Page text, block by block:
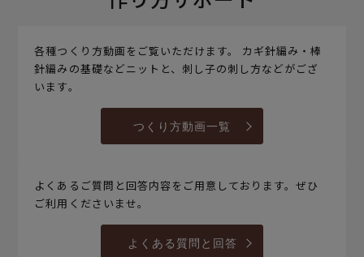
各種つくり方動画をご覧いただけます。 カギ針編み・棒
針編みの基礎などニットと、刺し子の刺し方などがござ
います。
つくり方動画一覧
よくあるご質問と回答内容をご用意しております。ぜひ
ご利用くださいませ。
よくある質問と回答